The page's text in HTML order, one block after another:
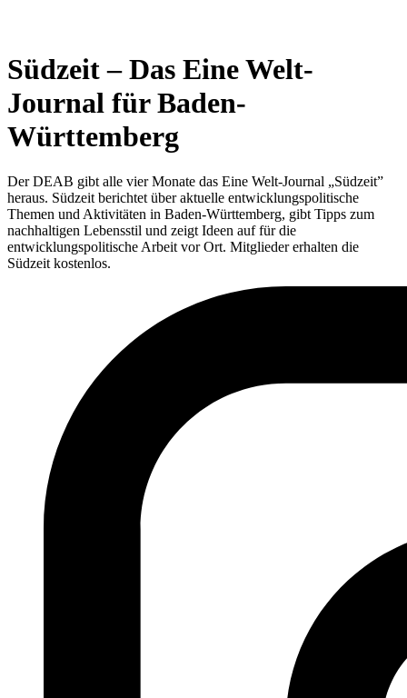
Südzeit – Das Eine Welt-
Journal für Baden-
Württemberg
Der DEAB gibt alle vier Monate das Eine Welt-Journal „Südzeit”
heraus. Südzeit berichtet über aktuelle entwicklungspolitische
Themen und Aktivitäten in Baden-Württemberg, gibt Tipps zum
nachhaltigen Lebensstil und zeigt Ideen auf für die
entwicklungspolitische Arbeit vor Ort. Mitglieder erhalten die
Südzeit kostenlos.